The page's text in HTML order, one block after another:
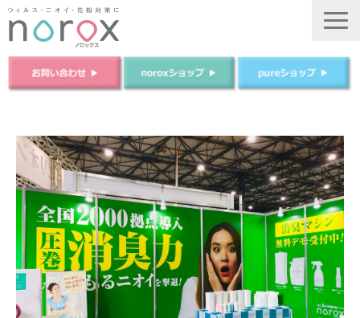
ノロックスについて
ノロックスPureについて
商品について
法人のお客様
ご購入はこちら
運営会社